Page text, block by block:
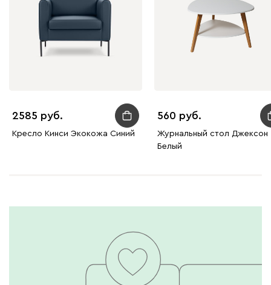
2585
Кресло Кинси Экокожа Синий
560
Журнальный стол Джексон
Белый